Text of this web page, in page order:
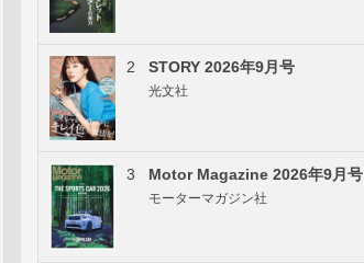
2 STORY 2026年9月号
光文社
3 Motor Magazine 2026年9月号
モーターマガジン社